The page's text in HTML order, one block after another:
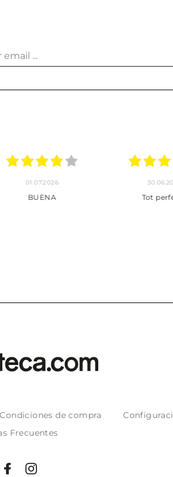
24.06.2026
***
23.06.2026
Pedido hecho,
Condiciones de compra
Frecuentes